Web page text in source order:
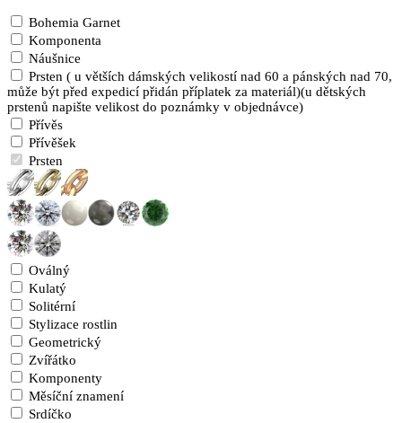
Bohemia Garnet
Komponenta
Náušnice
Prsten ( u větších dámských velikostí nad 60 a pánských nad 70,
může být před expedicí přidán příplatek za materiál)(u dětských
prstenů napište velikost do poznámky v objednávce)
Přívěs
Přívěšek
Prsten
Oválný
Kulatý
Solitérní
Stylizace rostlin
Geometrický
Zvířátko
Komponenty
Měsíční znamení
Srdíčko